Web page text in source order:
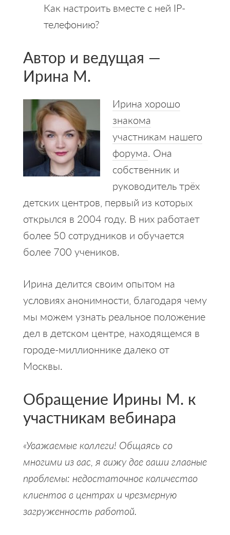
Как настроить вместе с ней IP-
телефонию?
Автор и ведущая —
Ирина М.
Ирина хорошо
знакома
участникам нашего
форума. Она
собственник и
руководитель трёх
детских центров, первый из которых
открылся в 2004 году. В них работает
более 50 сотрудников и обучается
более 700 учеников.
Ирина делится своим опытом на
условиях анонимности, благодаря чему
мы можем узнать реальное положение
дел в детском центре, находящемся в
городе-миллионнике далеко от
Москвы.
Обращение Ирины М. к
участникам вебинара
«Уважаемые коллеги! Общаясь со
многими из вас, я вижу две ваши главные
проблемы: недостаточное количество
клиентов в центрах и чрезмерную
загруженность работой.